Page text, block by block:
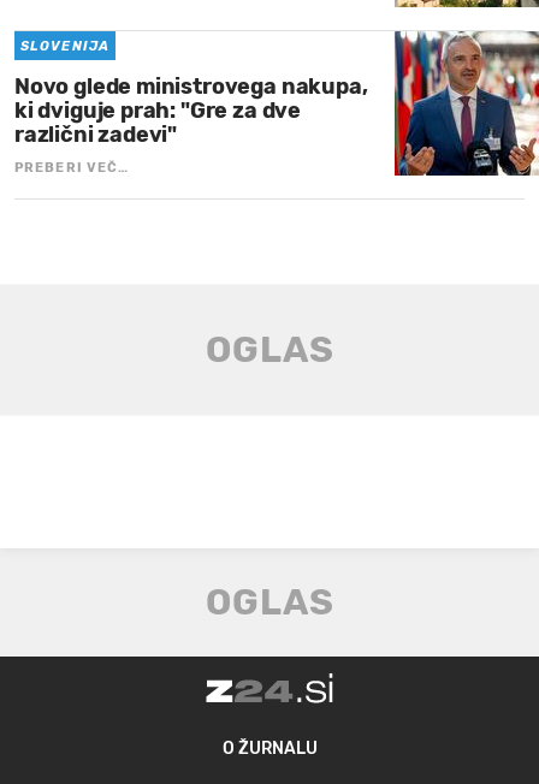
SLOVENIJA
Novo glede ministrovega nakupa,
ki dviguje prah: "Gre za dve
različni zadevi"
PREBERI VEČ…
O ŽURNALU